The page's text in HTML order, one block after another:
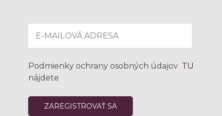
Podmienky ochrany osobných údajov
nájdete
TU